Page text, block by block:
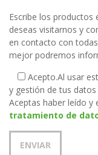
Escribe los productos
deseas visitarnos y
en contacto con
mejor podremos
Acepto.Al usar
y gestión de tus
Aceptas haber leído y
tratamiento de